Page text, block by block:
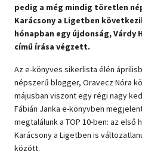
Művészet
Szakkönyv
Tankönyv, segédkönyv
Társadalomtudomány
Természettudomány
pedig a még mindig töretlen
Karácsony a Ligetben
hónapban egy újdonság, Várdy
című írása végzett.
Az e-könyves sikerlista élén
népszerű blogger, Oravecz Nóra
májusban viszont egy régi nagy
Fábián Janka e-könyvben
megtalálunk a TOP 10-ben: az
Karácsony a Ligetben is
között.